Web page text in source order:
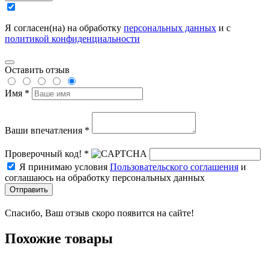
Я согласен(на) на обработку персональных данных и с
политикой конфиденциальности
Оставить отзыв
Имя *
Ваши впечатления *
Проверочный код! *
Я принимаю условия Пользовательского соглашения и
соглашаюсь на обработку персональных данных
Отправить
Спасибо, Ваш отзыв скоро появится на сайте!
Похожие товары